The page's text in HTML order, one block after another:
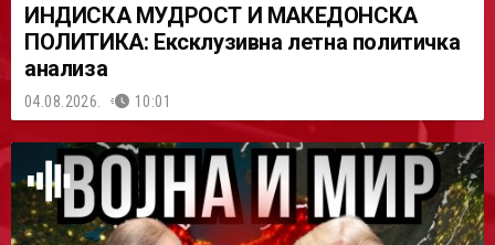
ИНДИСКА МУДРОСТ И МАКЕДОНСКА
ПОЛИТИКА: Ексклузивна летна политичка
анализа
04.08.2026. 10:01